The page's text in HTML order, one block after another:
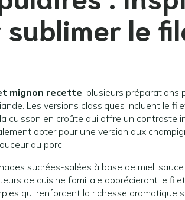
le
mignon recette, plusieurs
Les versions classiques incluent le
cuisson en croûte qui offre un contraste
opter pour une version aux
du porc.
sucrées-salées à base de miel,
de cuisine familiale apprécieront le
qui renforcent la richesse aromatique